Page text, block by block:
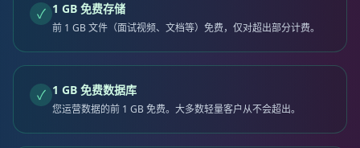
✓ 1 GB 免费存储
前 1 GB 文件（面试视频、文档等）免费，仅对超出部分计费。
✓ 1 GB 免费数据库
您运营数据的前 1 GB 免费。大多数轻量客户从不会超出。